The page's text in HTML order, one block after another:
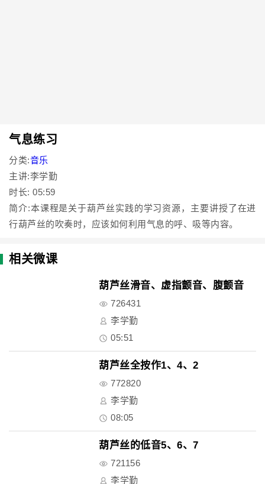
气息练习
分类:音乐
主讲:李学勤
时长: 05:59
简介:本课程是关于葫芦丝实践的学习资源，主要讲授了在进
行葫芦丝的吹奏时，应该如何利用气息的呼、吸等内容。
相关微课
葫芦丝滑音、虚指颤音、腹颤音
726431
李学勤
05:51
葫芦丝全按作1、4、2
772820
李学勤
08:05
葫芦丝的低音5、6、7
721156
李学勤